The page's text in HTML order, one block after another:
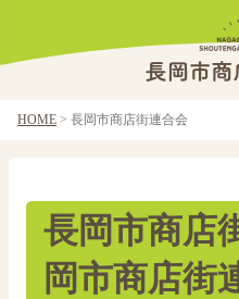
HOME > 長岡市商店街連合会
長岡市商店
岡市商店街